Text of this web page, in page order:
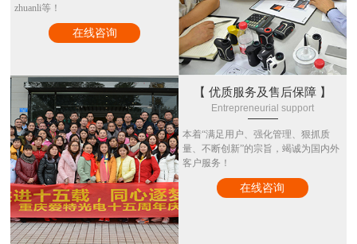
zhuanli等！
在线咨询
【 优质服务及售后保障 】
Entrepreneurial support
本着“满足用户、强化管理、狠抓质
量、不断创新”的宗旨，竭诚为国内外
客户服务！
在线咨询